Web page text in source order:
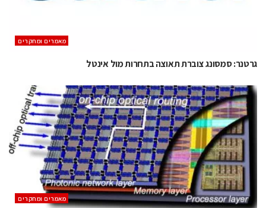
מאמרים ומחקרים
גרטנר: סמסונג צוברת תאוצה בתחרות מול אינטל
מאמרים ומחקרים